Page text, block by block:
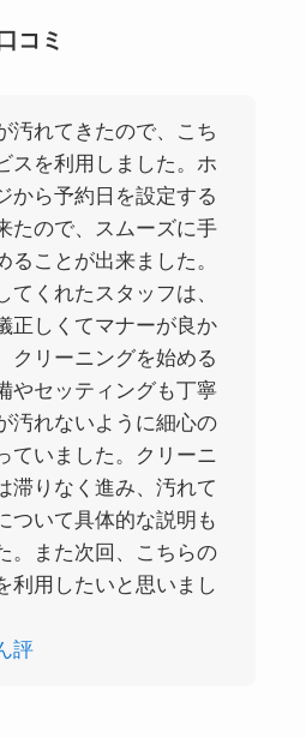
コミ
汚れてきたので、こち
スを利用しました。ホ
から予約日を設定する
たので、スムーズに手
ることが出来ました。
てくれたスタッフは、
正しくてマナーが良か
クリーニングを始める
やセッティングも丁寧
汚れないように細心の
ていました。クリーニ
滞りなく進み、汚れて
ついて具体的な説明も
。また次回、こちらの
利用したいと思いまし
評